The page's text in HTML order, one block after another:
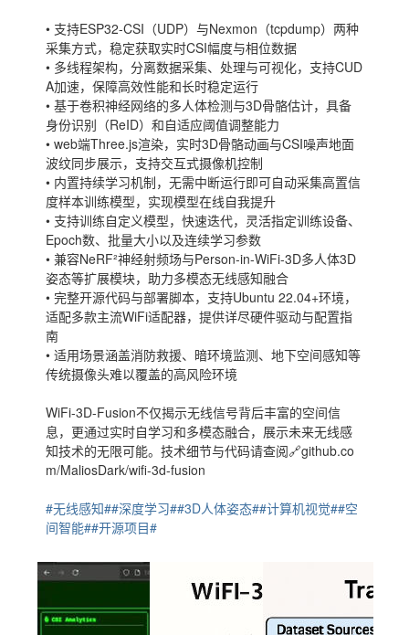
• 支持ESP32-CSI（UDP）与Nexmon（tcpdump）两种
采集方式，稳定获取实时CSI幅度与相位数据
• 多线程架构，分离数据采集、处理与可视化，支持CUD
A加速，保障高效性能和长时稳定运行
• 基于卷积神经网络的多人体检测与3D骨骼估计，具备
身份识别（ReID）和自适应阈值调整能力
• web端Three.js渲染，实时3D骨骼动画与CSI噪声地面
波纹同步展示，支持交互式摄像机控制
• 内置持续学习机制，无需中断运行即可自动采集高置信
度样本训练模型，实现模型在线自我提升
• 支持训练自定义模型，快速迭代，灵活指定训练设备、
Epoch数、批量大小以及连续学习参数
• 兼容NeRF²神经射频场与Person-in-WiFi-3D多人体3D
姿态等扩展模块，助力多模态无线感知融合
• 完整开源代码与部署脚本，支持Ubuntu 22.04+环境，
适配多款主流WiFi适配器，提供详尽硬件驱动与配置指
南
• 适用场景涵盖消防救援、暗环境监测、地下空间感知等
传统摄像头难以覆盖的高风险环境
WiFi-3D-Fusion不仅揭示无线信号背后丰富的空间信
息，更通过实时自学习和多模态融合，展示未来无线感
知技术的无限可能。技术细节与代码请查阅🔗github.co
m/MaliosDark/wifi-3d-fusion
#无线感知##深度学习##3D人体姿态##计算机视觉##空
间智能##开源项目#